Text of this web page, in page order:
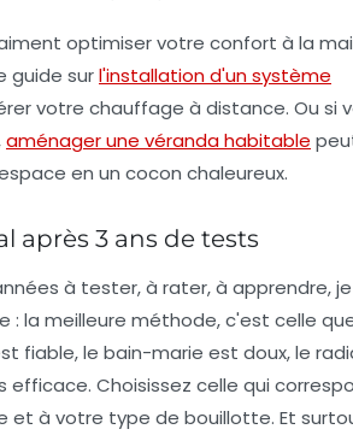
optimiser votre confort à la
guide surl'installation d'un système
votre chauffage à distance. Ou si
aménager une véranda habitable
en un cocon chaleureux.
après 3 ans de tests
à tester, à rater, à apprendre,
: la meilleure méthode, c'est celle
fiable, le bain-marie est doux, le
efficace. Choisissez celle qui
et à votre type de bouillotte. Et